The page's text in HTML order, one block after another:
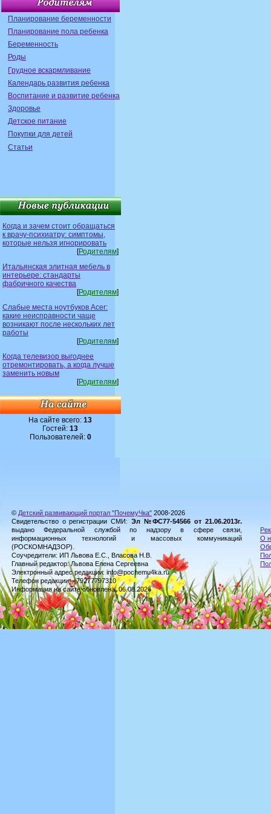
Планирование беременности
Планирование пола ребенка
Беременность
Роды
Грудное вскармливание
Календарь развития ребенка
Воспитание и развитие ребенка
Здоровье
Детское питание
Покупки для детей
Статьи
Когда и зачем стоит обращаться
к врачу-психиатру: симптомы,
которые нельзя игнорировать
[Родителям]
Итальянская элитная мебель в
интерьере: стандарты
фабричного качества
[Родителям]
Слабые места ноутбуков Acer:
какие неисправности чаще
возникают после нескольких лет
работы
[Родителям]
Когда телевизор выгоднее
отремонтировать, а когда лучше
заменить новым
[Родителям]
На сайте всего:13
Гостей:13
Пользователей: 0
© Детский развивающий портал "ПочемуЧка" 2008-2026
Свидетельство о регистрации СМИ: Эл №ФС77-54566 от 21.06.2013г.
выдано Федеральной службой по надзору в сфере связи,
информационных технологий и массовых коммуникаций
(РОСКОМНАДЗОР).
Соучредители: ИП Львова Е.С., Власова Н.В.
Главный редактор: Львова Елена Сергеевна
Электронный адрес редакции: info@pochemu4ka.ru
Телефон редакции: +79277797310
Информация на сайте обновлена: 06.08.2026
О